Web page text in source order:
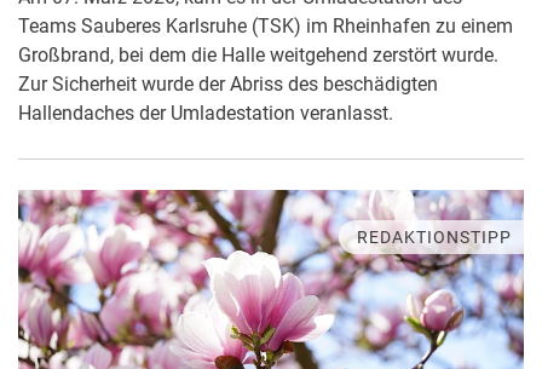
Teams Sauberes Karlsruhe (TSK) im Rheinhafen zu einem
Großbrand, bei dem die Halle weitgehend zerstört wurde.
Zur Sicherheit wurde der Abriss des beschädigten
Hallendaches der Umladestation veranlasst.
REDAKTIONSTIPP